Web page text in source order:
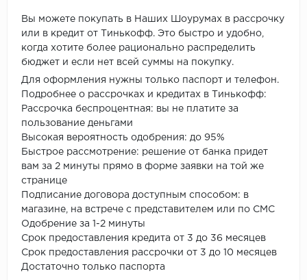
Вы можете покупать в Наших Шоурумах в рассрочку
или в кредит от Тинькофф. Это быстро и удобно,
когда хотите более рационально распределить
бюджет и если нет всей суммы на покупку.
Для оформления нужны только паспорт и телефон.
Подробнее о рассрочках и кредитах в Тинькофф:
Рассрочка беспроцентная: вы не платите за
пользование деньгами
Высокая вероятность одобрения: до 95%
Быстрое рассмотрение: решение от банка придет
вам за 2 минуты прямо в форме заявки на той же
странице
Подписание договора доступным способом: в
магазине, на встрече с представителем или по СМС
Одобрение за 1-2 минуты
Срок предоставления кредита от 3 до 36 месяцев
Срок предоставления рассрочки от 3 до 10 месяцев
Достаточно только паспорта